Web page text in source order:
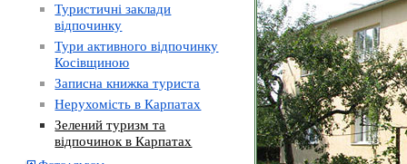
Туристичні заклади
відпочинку
Тури активного відпочинку
Косівщиною
Записна книжка туриста
Нерухомість в Карпатах
Зелений туризм та
відпочинок в Карпатах